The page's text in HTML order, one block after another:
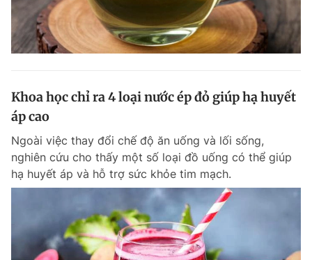
Khoa học chỉ ra 4 loại nước ép đỏ giúp hạ huyết
áp cao
Ngoài việc thay đổi chế độ ăn uống và lối sống,
nghiên cứu cho thấy một số loại đồ uống có thể giúp
hạ huyết áp và hỗ trợ sức khỏe tim mạch.